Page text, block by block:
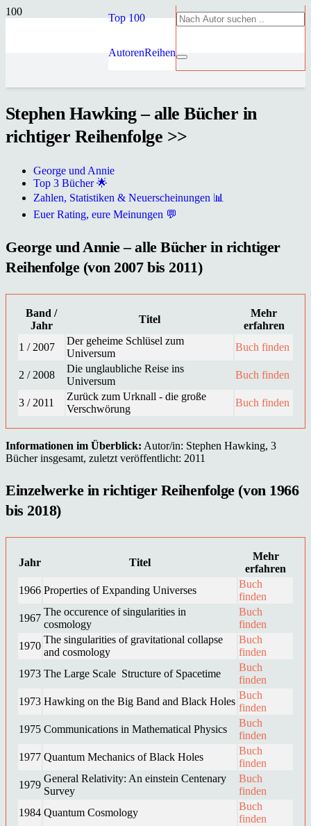
Top 100
AutorenReihen
Stephen Hawking – alle Bücher in
richtiger Reihenfolge >>
George und Annie
Top 3 Bücher 🌟
Zahlen, Statistiken & Neuerscheinungen 📊
Euer Rating, eure Meinungen 💬
George und Annie – alle Bücher in richtiger
Reihenfolge (von 2007 bis 2011)
Band /
Jahr
Titel
Mehr
erfahren
1 / 2007
Der geheime Schlüsel zum
Universum
Buch finden
2 / 2008
Die unglaubliche Reise ins
Universum
Buch finden
3 / 2011
Zurück zum Urknall - die große
Verschwörung
Buch finden
Informationen im Überblick: Autor/in: Stephen Hawking, 3
Bücher insgesamt, zuletzt veröffentlicht: 2011
Einzelwerke in richtiger Reihenfolge (von 1966
bis 2018)
Jahr Titel
Mehr
erfahren
1966 Properties of Expanding Universes
Buch
finden
1967
The occurence of singularities in
cosmology
Buch
finden
1970
The singularities of gravitational collapse
and cosmology
Buch
finden
1973 The Large Scale Structure of Spacetime
Buch
finden
1973 Hawking on the Big Band and Black Holes
Buch
finden
1975 Communications in Mathematical Physics
Buch
finden
1977 Quantum Mechanics of Black Holes
Buch
finden
1979
General Relativity: An einstein Centenary
Survey
Buch
finden
1984 Quantum Cosmology
Buch
finden